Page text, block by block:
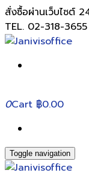
สั่งซื้อผ่านเว็บไซต์
TEL. 02-318-
0Cart ฿0.00
Toggle navigation